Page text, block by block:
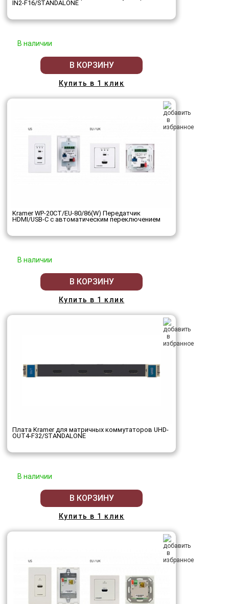
IN2-F16/STANDALONE
В наличии
В КОРЗИНУ
Купить в 1 клик
Kramer WP-20CT/EU-80/86(W) Передатчик
HDMI/USB-C с автоматическим переключением
В наличии
В КОРЗИНУ
Купить в 1 клик
Плата Kramer для матричных коммутаторов UHD-
OUT4-F32/STANDALONE
В наличии
В КОРЗИНУ
Купить в 1 клик